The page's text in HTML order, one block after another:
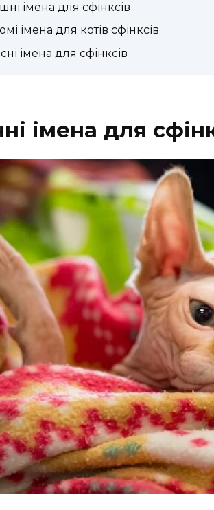
імена для сфінксів
імена для котів сфінксів
імена для сфінксів
імена для